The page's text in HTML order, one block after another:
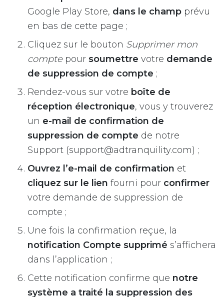
Google Play Store, dans le champ prévu
en bas de cette page ;
Cliquez sur le bouton Supprimer mon
comptepour soumettre votre demande
de suppression de compte ;
Rendez-vous sur votre boîte de
réception électronique, vous y trouverez
un e-mail de confirmation de
suppression de compte de notre
Support (support@adtranquility.com) ;
Ouvrez l’e-mail de confirmation et
cliquez sur le lien fourni pour confirmer
votre demande de suppression de
compte ;
Une fois la confirmation reçue, la
notification Compte supprimé s’affichera
dans l’application ;
Cette notification confirme que notre
système a traité la suppression des